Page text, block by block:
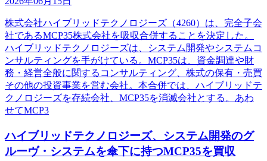
株式会社ハイブリッドテクノロジーズ（4260）は、完全子会
社であるMCP35株式会社を吸収合併することを決定した。
ハイブリッドテクノロジーズは、システム開発やシステムコ
ンサルティングを手がけている。MCP35は、資金調達や財
務・経営全般に関するコンサルティング、株式の保有・売買
その他の投資事業を営む会社。本合併では、ハイブリッドテ
クノロジーズを存続会社、MCP35を消滅会社とする。あわ
せてMCP3
ハイブリッドテクノロジーズ、システム開発のグ
ルーヴ・システムを傘下に持つMCP35を買収